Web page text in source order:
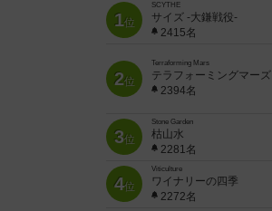
1位
SCYTHE
サイズ -大鎌戦役-
2415名
2位
Terraforming Mars
テラフォーミングマーズ
2394名
3位
Stone Garden
枯山水
2281名
4位
Viticulture
ワイナリーの四季
2272名